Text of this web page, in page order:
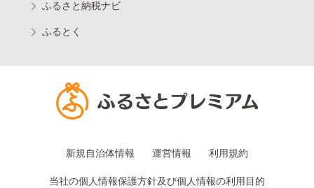
ふるさと納税ナビ
ふるとく
新規自治体情報 運営情報 利用規約
当社の個人情報保護方針及び個人情報の利用目的